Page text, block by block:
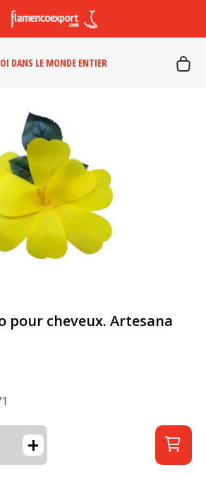
DANS LE MONDE ENTIER
pour cheveux. Artesana
+